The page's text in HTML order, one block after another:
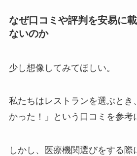
なぜ口コミや評判を安易に
ないのか
少し想像してみてほしい。
私たちはレストランを選ぶとき
かった！」という口コミを参考
しかし、医療機関選びをする際